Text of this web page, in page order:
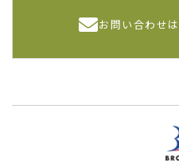
お問い合わせ